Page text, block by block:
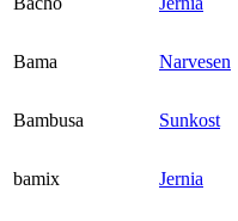
Bama
Narvesen
Bambusa Sunkost
bamix
Jernia